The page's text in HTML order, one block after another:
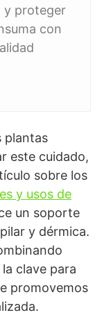
y proteger
con
plantas
este cuidado,
sobre los
y usos de
un soporte
y dérmica.
clave para
promovemos